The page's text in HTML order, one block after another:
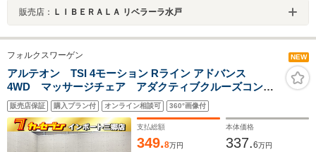
販売店： ＬＩＢＥＲＡＬＡ リベラーラ水戸
フォルクスワーゲン NEW
アルテオン TSI 4モーション Rライン アドバンス
4WD マッサージチェア アダクティブクルーズコント
ロール ブラインドスポットモニター レーンキープ
アシスト 衝突軽減ブレーキ 4席ヒーター 20インチ
ホイール 電動テールゲート ヘッドアップディスプレ
販売店保証 購入プラン付 オンライン相談可 360°画像付
支払総額
349.8万円
本体価格
337.6万円